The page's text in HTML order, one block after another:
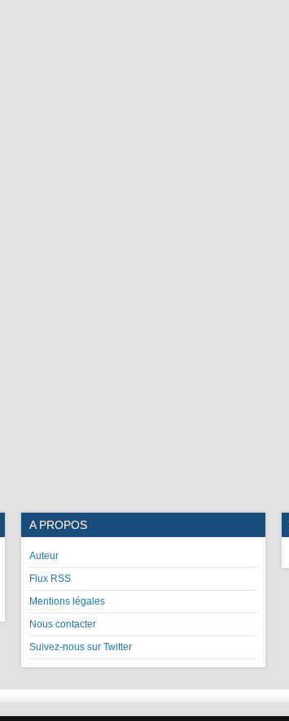
A PROPOS
Auteur
Flux RSS
Mentions légales
Nous contacter
Suivez-nous sur Twitter